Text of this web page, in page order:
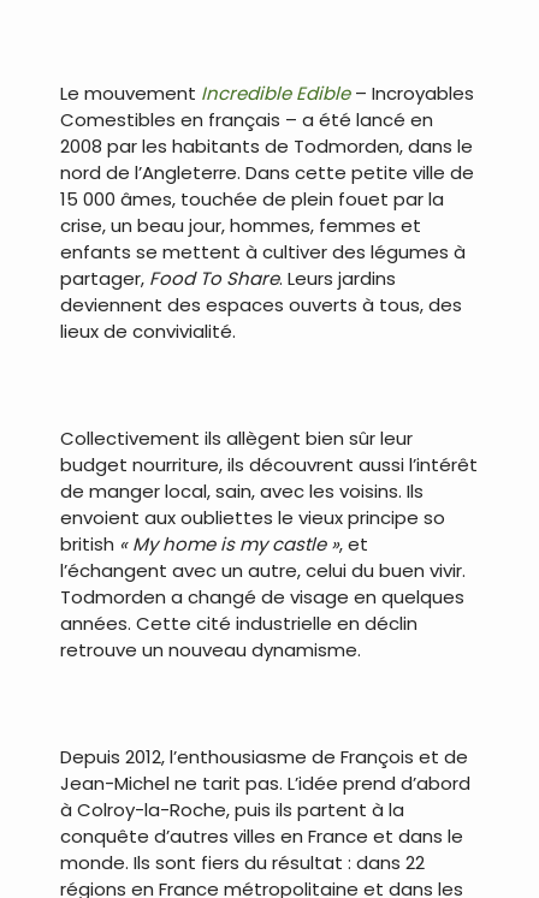
Le mouvement Incredible Edible– Incroyables
Comestibles en français – a été lancé en
2008 par les habitants de Todmorden, dans le
nord de l’Angleterre. Dans cette petite ville de
15 000 âmes, touchée de plein fouet par la
crise, un beau jour, hommes, femmes et
enfants se mettent à cultiver des légumes à
partager, Food To Share. Leurs jardins
deviennent des espaces ouverts à tous, des
lieux de convivialité.
Collectivement ils allègent bien sûr leur
budget nourriture, ils découvrent aussi l’intérêt
de manger local, sain, avec les voisins. Ils
envoient aux oubliettes le vieux principe so
british « My home is my castle », et
l’échangent avec un autre, celui du buen vivir.
Todmorden a changé de visage en quelques
années. Cette cité industrielle en déclin
retrouve un nouveau dynamisme.
Depuis 2012, l’enthousiasme de François et de
Jean-Michel ne tarit pas. L’idée prend d’abord
à Colroy-la-Roche, puis ils partent à la
conquête d’autres villes en France et dans le
monde. Ils sont fiers du résultat : dans 22
régions en France métropolitaine et dans les